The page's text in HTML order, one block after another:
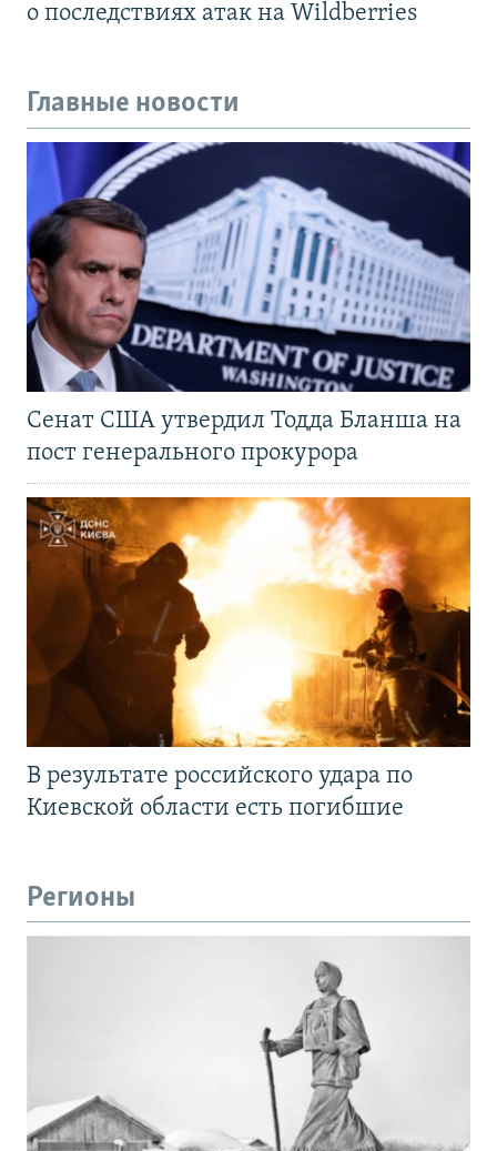
о последствиях атак на Wildberries
Главные новости
Сенат США утвердил Тодда Бланша на
пост генерального прокурора
В результате российского удара по
Киевской области есть погибшие
Регионы